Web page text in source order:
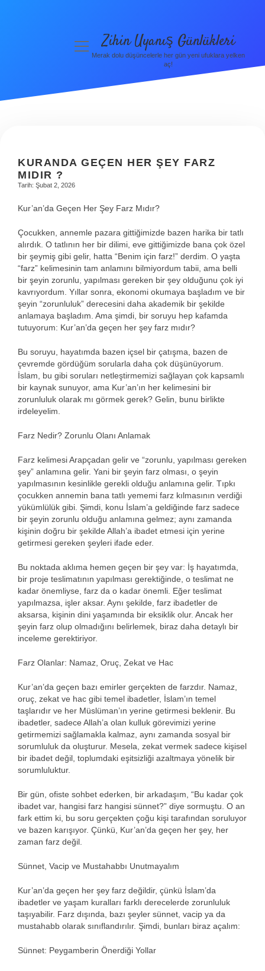
menüyü
aç
Zihin Uyanış Günlükleri
Merak dolu düşüncelerle her gün yeni ufuklara yelken
aç!
KURANDA GEÇEN HER ŞEY FARZ
MIDIR ?
Tarih: Şubat 2, 2026
Kur’an’da Geçen Her Şey Farz Mıdır?
Çocukken, annemle pazara gittiğimizde bazen harika bir tatlı
alırdık. O tatlının her bir dilimi, eve gittiğimizde bana çok özel
bir şeymiş gibi gelir, hatta “Benim için farz!” derdim. O yaşta
“farz” kelimesinin tam anlamını bilmiyordum tabii, ama belli
bir şeyin zorunlu, yapılması gereken bir şey olduğunu çok iyi
kavrıyordum. Yıllar sonra, ekonomi okumaya başladım ve bir
şeyin “zorunluluk” derecesini daha akademik bir şekilde
anlamaya başladım. Ama şimdi, bir soruyu hep kafamda
tutuyorum: Kur’an’da geçen her şey farz mıdır?
Bu soruyu, hayatımda bazen içsel bir çatışma, bazen de
çevremde gördüğüm sorularla daha çok düşünüyorum.
İslam, bu gibi soruları netleştirmemizi sağlayan çok kapsamlı
bir kaynak sunuyor, ama Kur’an’ın her kelimesini bir
zorunluluk olarak mı görmek gerek? Gelin, bunu birlikte
irdeleyelim.
Farz Nedir? Zorunlu Olanı Anlamak
Farz kelimesi Arapçadan gelir ve “zorunlu, yapılması gereken
şey” anlamına gelir. Yani bir şeyin farz olması, o şeyin
yapılmasının kesinlikle gerekli olduğu anlamına gelir. Tıpkı
çocukken annemin bana tatlı yememi farz kılmasının verdiği
yükümlülük gibi. Şimdi, konu İslam’a geldiğinde farz sadece
bir şeyin zorunlu olduğu anlamına gelmez; aynı zamanda
kişinin doğru bir şekilde Allah’a ibadet etmesi için yerine
getirmesi gereken şeyleri ifade eder.
Bu noktada aklıma hemen geçen bir şey var: İş hayatımda,
bir proje teslimatının yapılması gerektiğinde, o teslimat ne
kadar önemliyse, farz da o kadar önemli. Eğer teslimat
yapılmazsa, işler aksar. Aynı şekilde, farz ibadetler de
aksarsa, kişinin dini yaşamında bir eksiklik olur. Ancak her
şeyin farz olup olmadığını belirlemek, biraz daha detaylı bir
inceleme gerektiriyor.
Farz Olanlar: Namaz, Oruç, Zekat ve Hac
Kur’an’da geçen bazı emirler gerçekten de farzdır. Namaz,
oruç, zekat ve hac gibi temel ibadetler, İslam’ın temel
taşlarıdır ve her Müslüman’ın yerine getirmesi beklenir. Bu
ibadetler, sadece Allah’a olan kulluk görevimizi yerine
getirmemizi sağlamakla kalmaz, aynı zamanda sosyal bir
sorumluluk da oluşturur. Mesela, zekat vermek sadece kişisel
bir ibadet değil, toplumdaki eşitsizliği azaltmaya yönelik bir
sorumluluktur.
Bir gün, ofiste sohbet ederken, bir arkadaşım, “Bu kadar çok
ibadet var, hangisi farz hangisi sünnet?” diye sormuştu. O an
fark ettim ki, bu soru gerçekten çoğu kişi tarafından soruluyor
ve bazen karışıyor. Çünkü, Kur’an’da geçen her şey, her
zaman farz değil.
Sünnet, Vacip ve Mustahabbı Unutmayalım
Kur’an’da geçen her şey farz değildir, çünkü İslam’da
ibadetler ve yaşam kuralları farklı derecelerde zorunluluk
taşıyabilir. Farz dışında, bazı şeyler sünnet, vacip ya da
mustahabb olarak sınıflandırılır. Şimdi, bunları biraz açalım:
Sünnet: Peygamberin Önerdiği Yollar